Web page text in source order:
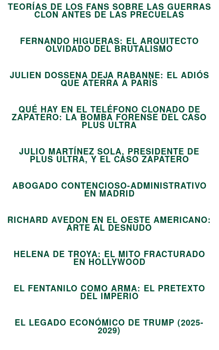
TEORÍAS DE LOS FANS SOBRE LAS GUERRAS
CLON ANTES DE LAS PRECUELAS
FERNANDO HIGUERAS: EL ARQUITECTO
OLVIDADO DEL BRUTALISMO
JULIEN DOSSENA DEJA RABANNE: EL ADIÓS
QUE ATERRA A PARÍS
QUÉ HAY EN EL TELÉFONO CLONADO DE
ZAPATERO: LA BOMBA FORENSE DEL CASO
PLUS ULTRA
JULIO MARTÍNEZ SOLA, PRESIDENTE DE
PLUS ULTRA, Y EL CASO ZAPATERO07
ABOGADO CONTENCIOSO-ADMINISTRATIVO
EN MADRID
RICHARD AVEDON EN EL OESTE AMERICANO:
ARTE AL DESNUDO
HELENA DE TROYA: EL MITO FRACTURADO
EN HOLLYWOOD
EL FENTANILO COMO ARMA: EL PRETEXTO
DEL IMPERIO
EL LEGADO ECONÓMICO DE TRUMP (2025-
2029)